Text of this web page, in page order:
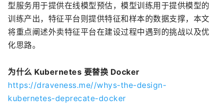
型服务用于提供在线模型预估，模型训练用于提供模型的
训练产出，特征平台则提供特征和样本的数据支撑，本文
将重点阐述外卖特征平台在建设过程中遇到的挑战以及优
化思路。
为什么 Kubernetes 要替换 Docker
https://draveness.me//whys-the-design-
kubernetes-deprecate-docker